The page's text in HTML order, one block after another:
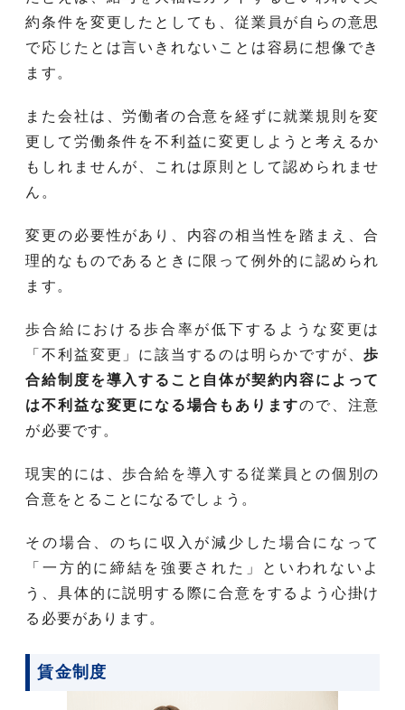
約条件を変更したとしても、従業員が自らの意思
で応じたとは言いきれないことは容易に想像でき
ます。
また会社は、労働者の合意を経ずに就業規則を変
更して労働条件を不利益に変更しようと考えるか
もしれませんが、これは原則として認められませ
ん。
変更の必要性があり、内容の相当性を踏まえ、合
理的なものであるときに限って例外的に認められ
ます。
歩合給における歩合率が低下するような変更は
「不利益変更」に該当するのは明らかですが、歩
合給制度を導入すること自体が契約内容によって
は不利益な変更になる場合もありますので、注意
が必要です。
現実的には、歩合給を導入する従業員との個別の
合意をとることになるでしょう。
その場合、のちに収入が減少した場合になって
「一方的に締結を強要された」といわれないよ
う、具体的に説明する際に合意をするよう心掛け
る必要があります。
賃金制度